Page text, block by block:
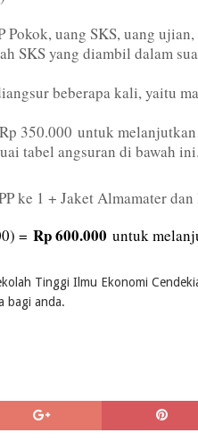
Pokok, uang SKS, uang
SKS yang diambil dalam
beberapa kali, yaitu
Rp 350.000 untuk melanjutkan
tabel angsuran di bawah ini.
ke 1 + Jaket Almamater
= Rp 600.000 untuk
Tinggi Ilmu Ekonomi
bagi anda.